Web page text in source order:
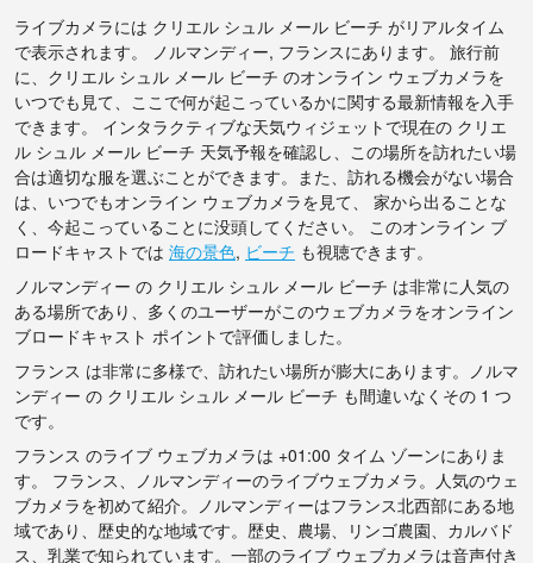
ライブカメラには クリエル シュル メール ビーチ がリアルタイム
で表示されます。 ノルマンディー, フランスにあります。 旅行前
に、クリエル シュル メール ビーチ のオンライン ウェブカメラを
いつでも見て、ここで何が起こっているかに関する最新情報を入手
できます。 インタラクティブな天気ウィジェットで現在の クリエ
ル シュル メール ビーチ 天気予報を確認し、この場所を訪れたい場
合は適切な服を選ぶことができます。また、訪れる機会がない場合
は、いつでもオンライン ウェブカメラを見て、 家から出ることな
く、今起こっていることに没頭してください。 このオンライン ブ
ロードキャストでは 海の景色, ビーチ も視聴できます。
ノルマンディー の クリエル シュル メール ビーチ は非常に人気の
ある場所であり、多くのユーザーがこのウェブカメラをオンライン
ブロードキャスト ポイントで評価しました。
フランス は非常に多様で、訪れたい場所が膨大にあります。ノルマ
ンディー の クリエル シュル メール ビーチ も間違いなくその 1 つ
です。
フランス のライブ ウェブカメラは +01:00 タイム ゾーンにありま
す。 フランス、ノルマンディーのライブウェブカメラ。人気のウェ
ブカメラを初めて紹介。ノルマンディーはフランス北西部にある地
域であり、歴史的な地域です。歴史、農場、リンゴ農園、カルバド
ス、乳業で知られています。一部のライブ ウェブカメラは音声付き